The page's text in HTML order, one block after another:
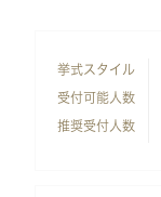
挙式スタイル
受付可能人数
推奨受付人数